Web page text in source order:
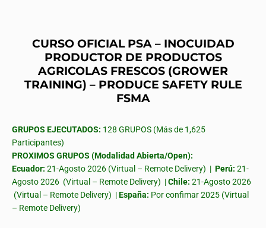
CURSO OFICIAL PSA – INOCUIDAD
PRODUCTOR DE PRODUCTOS
AGRICOLAS FRESCOS (GROWER
TRAINING) – PRODUCE SAFETY RULE
FSMA
GRUPOS EJECUTADOS: 128 GRUPOS (Más de 1,625
Participantes)
PROXIMOS GRUPOS (Modalidad Abierta/Open):
Ecuador: 21-Agosto 2026 (Virtual – Remote Delivery) | Perú: 21-
Agosto 2026 (Virtual – Remote Delivery) |Chile: 21-Agosto 2026
(Virtual – Remote Delivery) |España: Por confimar 2025 (Virtual
– Remote Delivery)